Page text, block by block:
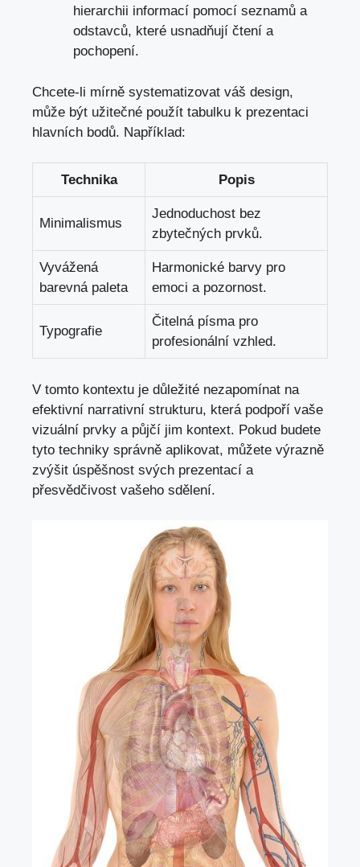
hierarchii informací pomocí seznamů a
odstavců, které usnadňují čtení a
pochopení.
Chcete-li mírně systematizovat váš design,
může být užitečné použít tabulku k prezentaci
hlavních bodů. Například:
Technika Popis
Minimalismus
Jednoduchost bez
zbytečných prvků.
Vyvážená
barevná paleta
Harmonické barvy pro
emoci a pozornost.
Typografie
Čitelná písma pro
profesionální vzhled.
V tomto kontextu je důležité nezapomínat na
efektivní narrativní strukturu, která podpoří vaše
vizuální prvky a půjčí jim kontext. Pokud budete
tyto techniky správně aplikovat, můžete výrazně
zvýšit úspěšnost svých prezentací a
přesvědčivost vašeho sdělení.